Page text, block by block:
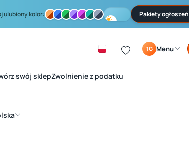
ulubiony kolor: Pakiety ogłoszeń
1G Menu
swój sklepZwolnienie z podatku